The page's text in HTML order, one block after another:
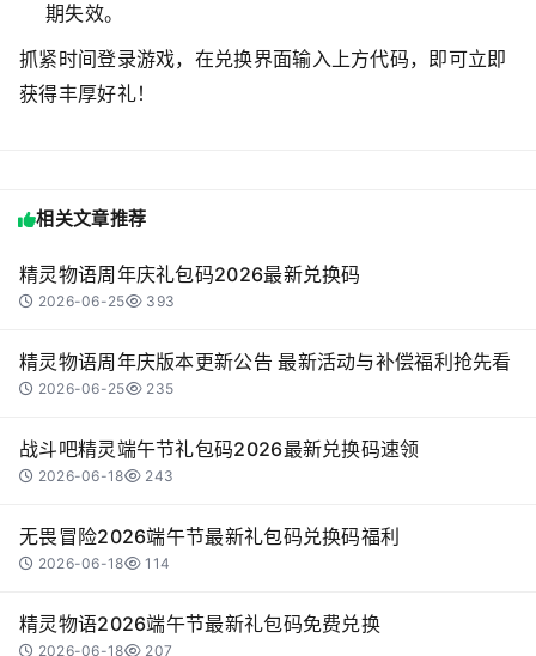
期失效。
抓紧时间登录游戏，在兑换界面输入上方代码，即可立即
获得丰厚好礼！
相关文章推荐
精灵物语周年庆礼包码2026最新兑换码
2026-06-25 393
精灵物语周年庆版本更新公告 最新活动与补偿福利抢先看
2026-06-25 235
战斗吧精灵端午节礼包码2026最新兑换码速领
2026-06-18 243
无畏冒险2026端午节最新礼包码兑换码福利
2026-06-18 114
精灵物语2026端午节最新礼包码免费兑换
2026-06-18 207